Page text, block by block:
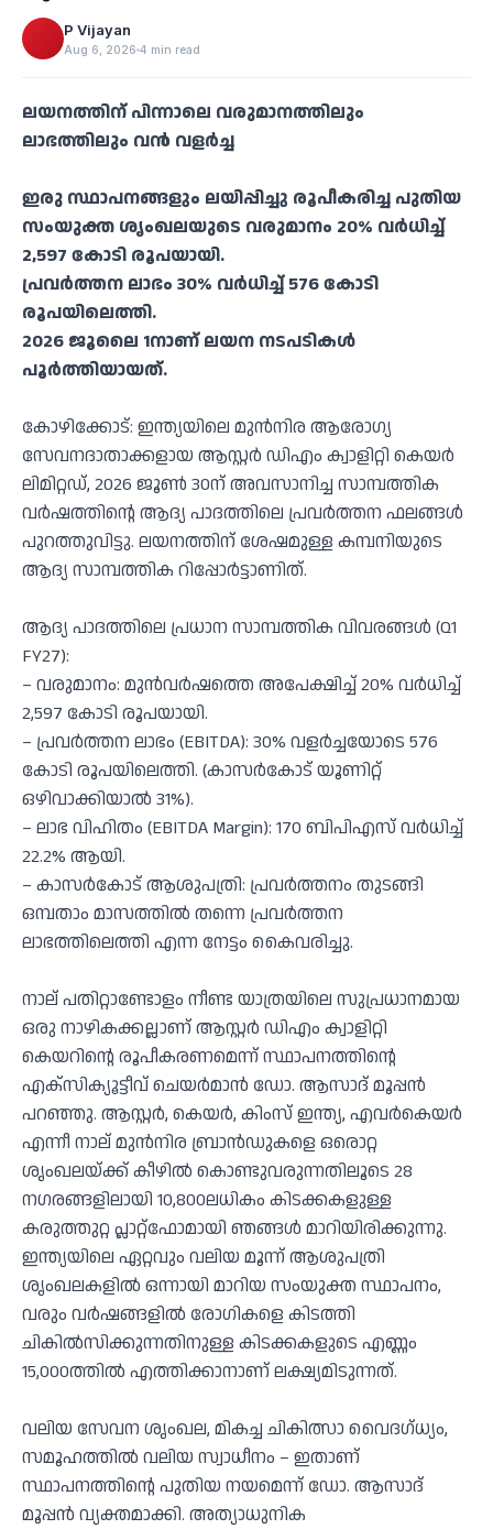
P Vijayan
Aug 6, 2026 4 min read
ലയനത്തിന് പിന്നാലെ വരുമാനത്തിലും
ലാഭത്തിലും വൻ വളർച്ച
ഇരു സ്ഥാപനങ്ങളും ലയിപ്പിച്ചു രൂപീകരിച്ച പുതിയ
സംയുക്ത ശൃംഖലയുടെ വരുമാനം 20% വർധിച്ച്
2,597 കോടി രൂപയായി.
പ്രവർത്തന ലാഭം 30% വർധിച്ച് 576 കോടി
രൂപയിലെത്തി.
2026 ജൂലൈ 1നാണ് ലയന നടപടികൾ
പൂർത്തിയായത്.
കോഴിക്കോട്: ഇന്ത്യയിലെ മുൻനിര ആരോഗ്യ
സേവനദാതാക്കളായ ആസ്റ്റർ ഡിഎം ക്വാളിറ്റി കെയർ
ലിമിറ്റഡ്, 2026 ജൂൺ 30ന് അവസാനിച്ച സാമ്പത്തിക
വർഷത്തിന്റെ ആദ്യ പാദത്തിലെ പ്രവർത്തന ഫലങ്ങൾ
പുറത്തുവിട്ടു. ലയനത്തിന് ശേഷമുള്ള കമ്പനിയുടെ
ആദ്യ സാമ്പത്തിക റിപ്പോർട്ടാണിത്.
ആദ്യ പാദത്തിലെ പ്രധാന സാമ്പത്തിക വിവരങ്ങൾ (Q1
FY27):
– വരുമാനം: മുൻവർഷത്തെ അപേക്ഷിച്ച് 20% വർധിച്ച്
2,597 കോടി രൂപയായി.
– പ്രവർത്തന ലാഭം (EBITDA): 30% വളർച്ചയോടെ 576
കോടി രൂപയിലെത്തി. (കാസർകോട് യൂണിറ്റ്
ഒഴിവാക്കിയാൽ 31%).
– ലാഭ വിഹിതം (EBITDA Margin): 170 ബിപിഎസ് വർധിച്ച്
22.2% ആയി.
– കാസർകോട് ആശുപത്രി: പ്രവർത്തനം തുടങ്ങി
ഒമ്പതാം മാസത്തിൽ തന്നെ പ്രവർത്തന
ലാഭത്തിലെത്തി എന്ന നേട്ടം കൈവരിച്ചു.
നാല് പതിറ്റാണ്ടോളം നീണ്ട യാത്രയിലെ സുപ്രധാനമായ
ഒരു നാഴികക്കല്ലാണ് ആസ്റ്റർ ഡിഎം ക്വാളിറ്റി
കെയറിന്റെ രൂപീകരണമെന്ന് സ്ഥാപനത്തിന്റെ
എക്സിക്യൂട്ടീവ് ചെയർമാൻ ഡോ. ആസാദ് മൂപ്പൻ
പറഞ്ഞു. ആസ്റ്റർ, കെയർ, കിംസ് ഇന്ത്യ, എവർകെയർ
എന്നീ നാല് മുൻനിര ബ്രാൻഡുകളെ ഒരൊറ്റ
ശൃംഖലയ്ക്ക് കീഴിൽ കൊണ്ടുവരുന്നതിലൂടെ 28
നഗരങ്ങളിലായി 10,800ലധികം കിടക്കകളുള്ള
കരുത്തുറ്റ പ്ലാറ്റ്‌ഫോമായി ഞങ്ങൾ മാറിയിരിക്കുന്നു.
ഇന്ത്യയിലെ ഏറ്റവും വലിയ മൂന്ന് ആശുപത്രി
ശൃംഖലകളിൽ ഒന്നായി മാറിയ സംയുക്ത സ്ഥാപനം,
വരും വർഷങ്ങളിൽ രോഗികളെ കിടത്തി
ചികിൽസിക്കുന്നതിനുള്ള കിടക്കകളുടെ എണ്ണം
15,000ത്തിൽ എത്തിക്കാനാണ് ലക്ഷ്യമിടുന്നത്.
വലിയ സേവന ശൃംഖല, മികച്ച ചികിത്സാ വൈദഗ്ധ്യം,
സമൂഹത്തിൽ വലിയ സ്വാധീനം – ഇതാണ്
സ്ഥാപനത്തിന്റെ പുതിയ നയമെന്ന് ഡോ. ആസാദ്
മൂപ്പൻ വ്യക്തമാക്കി. അത്യാധുനിക